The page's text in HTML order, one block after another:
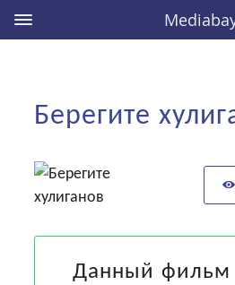
Берегите
Данный фильм